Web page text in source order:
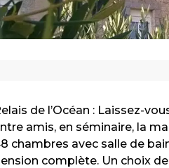
de l’Océan : Laissez-
amis, en séminaire, la
chambres avec salle de
complète. Un choix